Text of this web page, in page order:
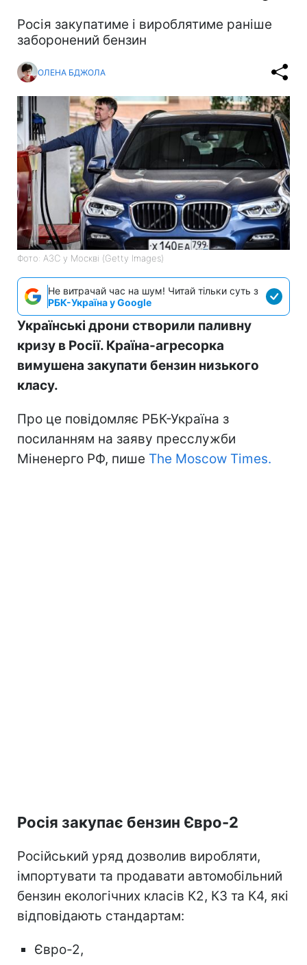
Росія закупатиме і вироблятиме раніше
заборонений бензин
ОЛЕНА БДЖОЛА
Фото: АЗС у Москві (Getty Images)
Не витрачай час на шум! Читай тільки суть з
РБК-Україна у Google
Українські дрони створили паливну
кризу в Росії. Країна-агресорка
вимушена закупати бензин низького
класу.
Про це повідомляє РБК-Україна з
посиланням на заяву пресслужби
Міненерго РФ, пише The Moscow Times.
Росія закупає бензин Євро-2
Російський уряд дозволив виробляти,
імпортувати та продавати автомобільний
бензин екологічних класів К2, К3 та К4, які
відповідають стандартам:
Євро-2,